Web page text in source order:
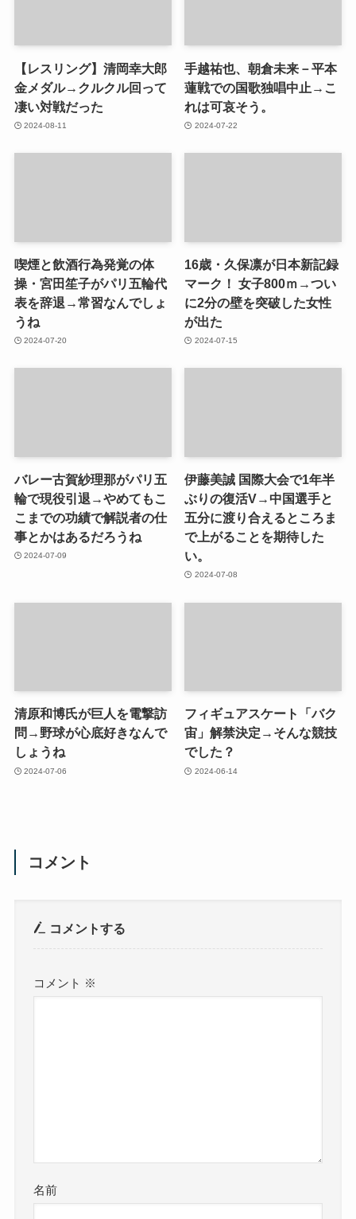
【レスリング】清岡幸大郎
金メダル→クルクル回って
凄い対戦だった
2024-08-11
手越祐也、朝倉未来－平本
蓮戦での国歌独唱中止→こ
れは可哀そう。
2024-07-22
喫煙と飲酒行為発覚の体
操・宮田笙子がパリ五輪代
表を辞退→常習なんでしょ
うね
2024-07-20
16歳・久保凛が日本新記録
マーク！ 女子800ｍ→つい
に2分の壁を突破した女性
が出た
2024-07-15
バレー古賀紗理那がパリ五
輪で現役引退→やめてもこ
こまでの功績で解説者の仕
事とかはあるだろうね
2024-07-09
伊藤美誠 国際大会で1年半
ぶりの復活V→中国選手と
五分に渡り合えるところま
で上がることを期待した
い。
2024-07-08
清原和博氏が巨人を電撃訪
問→野球が心底好きなんで
しょうね
2024-07-06
フィギュアスケート「バク
宙」解禁決定→そんな競技
でした？
2024-06-14
コメント
コメントする
コメント ※
名前